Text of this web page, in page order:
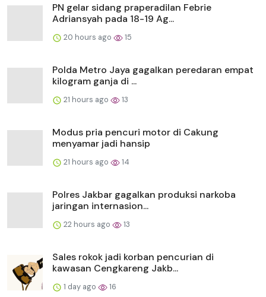
PN gelar sidang praperadilan Febrie
Adriansyah pada 18-19 Ag...
20 hours ago 15
Polda Metro Jaya gagalkan peredaran empat
kilogram ganja di ...
21 hours ago 13
Modus pria pencuri motor di Cakung
menyamar jadi hansip
21 hours ago 14
Polres Jakbar gagalkan produksi narkoba
jaringan internasion...
22 hours ago 13
Sales rokok jadi korban pencurian di
kawasan Cengkareng Jakb...
1 day ago 16